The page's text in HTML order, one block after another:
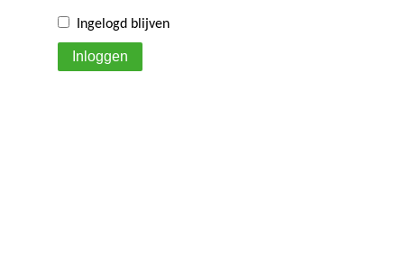
Ingelogd blijven
Inloggen